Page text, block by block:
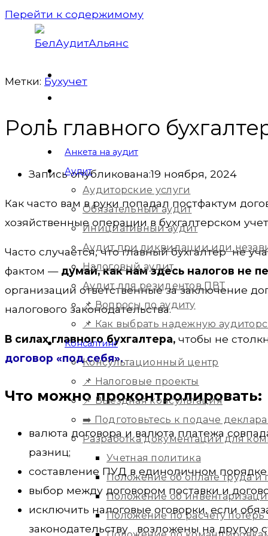
Перейти к содержимому
Анкета на аудит
Аудит
Аудиторские услуги
Обязательный аудит
Инициативный аудит
Аудит при ликвидации или
Налоговый аудит
Аудит для резидентов ПВТ
📌 Вопросы по аудиту
📌 Как выбрать надежную
Консалтинг
Консультационный центр
📌 Налоговые проекты
📌 Выездная консультация
➡️ Подготовьтесь к подаче
Разработка документации для
Учетная политика
Положение об оплате труда
Положение об
Положение по расчету
Метки: Бухучет
Роль главного
Запись опубликована:19 ноября, 2024
Как часто вам в руки попадал постфактум
хозяйственные операции в бухгалтерском
Часто случается, что главный бухгалтер не
фактом — думай, как нам здесь налогов не
организации ответственные за заключение
налогового законодательства.
В силах главного бухгалтера, чтобы не
договор «под себя».
Что можно проконтролировать:
валюта договора и валюта платежа
разниц;
составление ПУД в единоличном
выбор между договором поставки и
исключить налоговые оговорки, если
законодательству возложены на другую